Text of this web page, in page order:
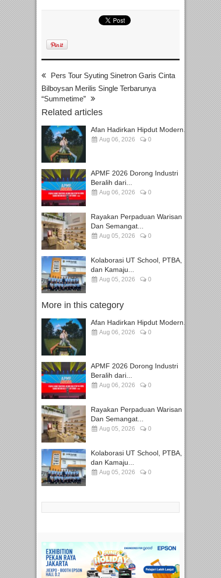
Pers Tour Syuting Sinetron Garis Cinta
Bilboysan Merilis Single Terbarunya
“Summetime”
Related articles
Afan Hadirkan Hipdut Modern...
Aug 06, 2026 0
APMF 2026 Dorong Industri
Beralih dari...
Aug 06, 2026 0
Rayakan Perpaduan Warisan
Dan Semangat...
Aug 05, 2026 0
Kolaborasi UT School, PTBA,
dan Kamaju...
Aug 05, 2026 0
More in this category
Afan Hadirkan Hipdut Modern...
Aug 06, 2026 0
APMF 2026 Dorong Industri
Beralih dari...
Aug 06, 2026 0
Rayakan Perpaduan Warisan
Dan Semangat...
Aug 05, 2026 0
Kolaborasi UT School, PTBA,
dan Kamaju...
Aug 05, 2026 0